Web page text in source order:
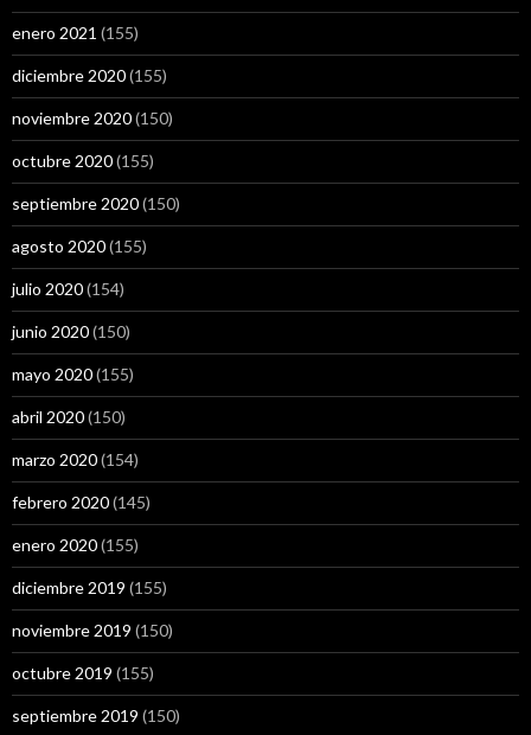
enero 2021 (155)
diciembre 2020(155)
noviembre 2020(150)
octubre 2020(155)
septiembre 2020(150)
agosto 2020(155)
julio 2020(154)
junio 2020(150)
mayo 2020(155)
abril 2020(150)
marzo 2020(154)
febrero 2020(145)
enero 2020(155)
diciembre 2019 (155)
noviembre 2019 (150)
octubre 2019 (155)
septiembre 2019 (150)